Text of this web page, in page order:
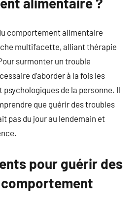
comportement alimentaire
multifacette, alliant thérapie
surmonter un trouble
d’aborder à la fois les
psychologiques de la personne. Il
que guérir des troubles
pas du jour au lendemain et
pour guérir des